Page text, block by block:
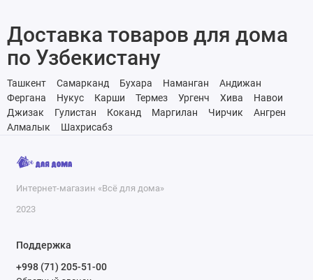
Доставка товаров для дома
по Узбекистану
Ташкент Самарканд Бухара Наманган
Андижан
Фергана
Нукус Карши Термез Ургенч Хива
Навои
Джизак
Гулистан Коканд Маргилан Чирчик
Ангрен
Алмалык
Шахрисабз
Интернет-магазин «Всё для дома»
2023
Поддержка
+998 (71) 205-51-00